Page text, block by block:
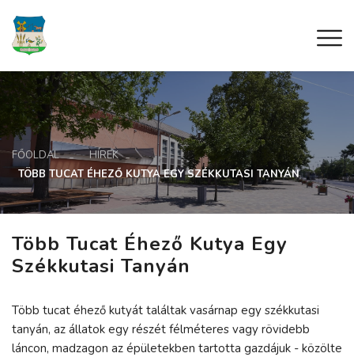
FŐOLDAL
HÍREK
TÖBB TUCAT ÉHEZŐ KUTYA EGY SZÉKKUTASI TANYÁN
Több Tucat Éhező Kutya Egy
Székkutasi Tanyán
Több tucat éhező kutyát találtak vasárnap egy székkutasi
tanyán, az állatok egy részét félméteres vagy rövidebb
láncon, madzagon az épületekben tartotta gazdájuk - közölte